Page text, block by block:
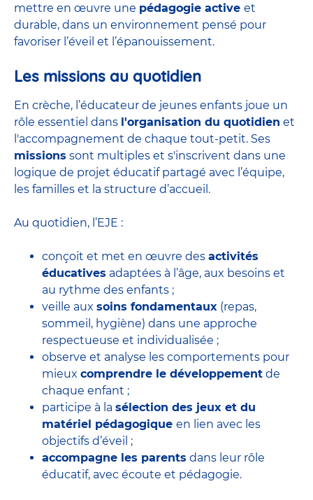
mettre en œuvre une pédagogie active et
durable, dans un environnement pensé pour
favoriser l’éveil et l’épanouissement.
Les missions au quotidien
En crèche, l’éducateur de jeunes enfants joue un
rôle essentiel dans l'organisation du quotidien et
l'accompagnement de chaque tout-petit. Ses
missions sont multiples et s'inscrivent dans une
logique de projet éducatif partagé avec l’équipe,
les familles et la structure d’accueil.
Au quotidien, l’EJE :
conçoit et met en œuvre des activités
éducatives adaptées à l’âge, aux besoins et
au rythme des enfants ;
veille aux soins fondamentaux (repas,
sommeil, hygiène) dans une approche
respectueuse et individualisée ;
observe et analyse les comportements pour
mieux comprendre le développement de
chaque enfant ;
participe à la sélection des jeux et du
matériel pédagogique en lien avec les
objectifs d’éveil ;
accompagne les parents dans leur rôle
éducatif, avec écoute et pédagogie.